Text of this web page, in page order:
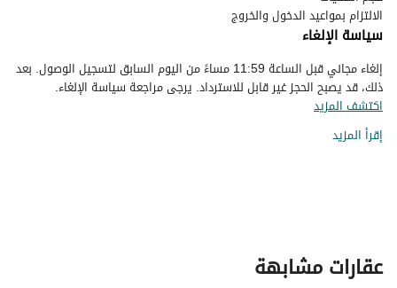
الالتزام بمواعيد الدخول والخروج
سياسة الإلغاء
إلغاء مجاني قبل الساعة 11:59 مساءً من اليوم السابق لتسجيل الوصول. بعد
ذلك، قد يصبح الحجز غير قابل للاسترداد. يرجى مراجعة سياسة الإلغاء.
اكتشف المزيد
إقرأ المزيد
عقارات مشابهة